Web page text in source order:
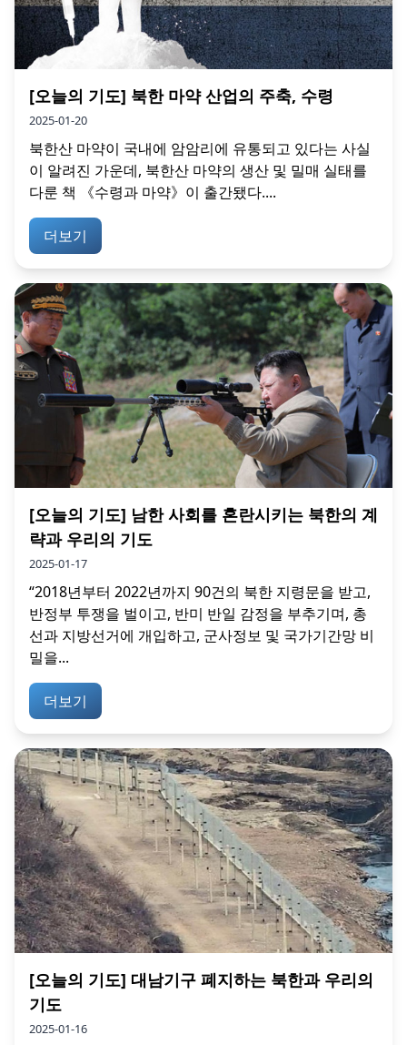
[오늘의 기도] 북한 마약 산업의 주축, 수령
2025-01-20
북한산 마약이 국내에 암암리에 유통되고 있다는 사실
이 알려진 가운데, 북한산 마약의 생산 및 밀매 실태를
다룬 책 《수령과 마약》이 출간됐다....
더보기
[오늘의 기도] 남한 사회를 혼란시키는 북한의 계
략과 우리의 기도
2025-01-17
“2018년부터 2022년까지 90건의 북한 지령문을 받고,
반정부 투쟁을 벌이고, 반미 반일 감정을 부추기며, 총
선과 지방선거에 개입하고, 군사정보 및 국가기간망 비
밀을...
더보기
[오늘의 기도] 대남기구 폐지하는 북한과 우리의
기도
2025-01-16